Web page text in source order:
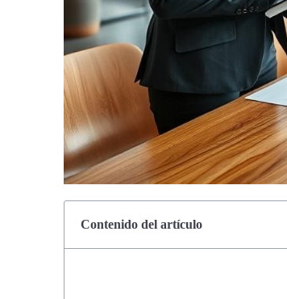
Contenido del artículo